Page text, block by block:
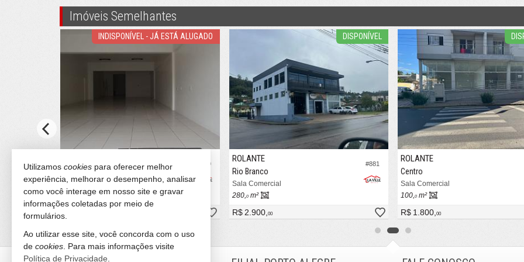
Imóveis Semelhantes
#615
INDISPONÍVEL - JÁ ESTÁ ALUGADO
#309
Centro
Sala Comercial
70, 0m²
DISPONÍVEL
#881
ROLANTE
Rio Branco
Sala Comercial
280, 0m²
R$ 2.900, 00
ROLANTE
Centro
Sala Comercial
100, 0 m²
R$ 1.800, 00
Utilizamos cookies para oferecer melhor
experiência, melhorar o desempenho, analisar
como você interage em nosso site e gravar
informações coletadas por meio de
formulários.
Ao utilizar esse site, você concorda com o uso
de cookies . Para mais informações visite
Política de Privacidade